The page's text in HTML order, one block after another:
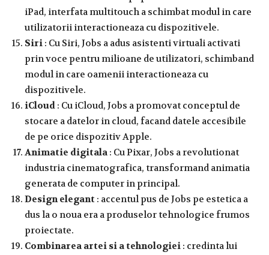
iPad, interfata multitouch a schimbat modul in care
utilizatorii interactioneaza cu dispozitivele.
Siri : Cu Siri, Jobs a adus asistenti virtuali activati
prin voce pentru milioane de utilizatori, schimband
modul in care oamenii interactioneaza cu
dispozitivele.
iCloud : Cu iCloud, Jobs a promovat conceptul de
stocare a datelor in cloud, facand datele accesibile
de pe orice dispozitiv Apple.
Animatie digitala : Cu Pixar, Jobs a revolutionat
industria cinematografica, transformand animatia
generata de computer in principal.
Design elegant : accentul pus de Jobs pe estetica a
dus la o noua era a produselor tehnologice frumos
proiectate.
Combinarea artei si a tehnologiei : credinta lui